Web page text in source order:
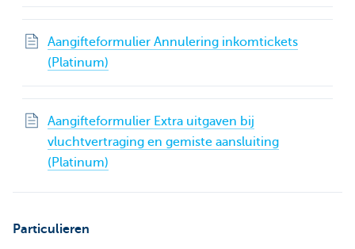
Aangifteformulier Annulering inkomtickets
(Platinum)
Aangifteformulier Extra uitgaven bij
vluchtvertraging en gemiste aansluiting
(Platinum)
Particulieren